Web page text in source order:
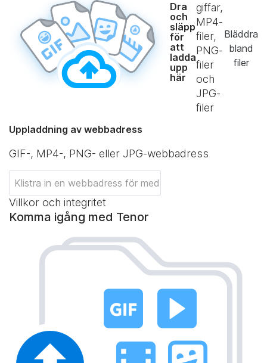
Dra
och
släpp
för
att
ladda
upp
här
giffar,
MP4-
filer,
PNG-
filer
och
JPG-
filer
Bläddra
bland
filer
Uppladdning av webbadress
GIF-, MP4-, PNG- eller JPG-webbadress
Villkor och integritet
Komma igång med Tenor